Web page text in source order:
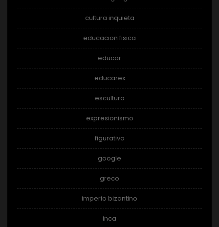
cultura inquieta
educacion fisica
educar
educarex
escultura
expresionismo
figurativo
google
greco
imperio bizantino
inca